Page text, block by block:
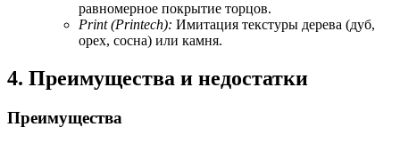
равномерное покрытие торцов.
Print (Printech): Имитация текстуры дерева (дуб,
орех, сосна) или камня.
4. Преимущества и недостатки
Преимущества